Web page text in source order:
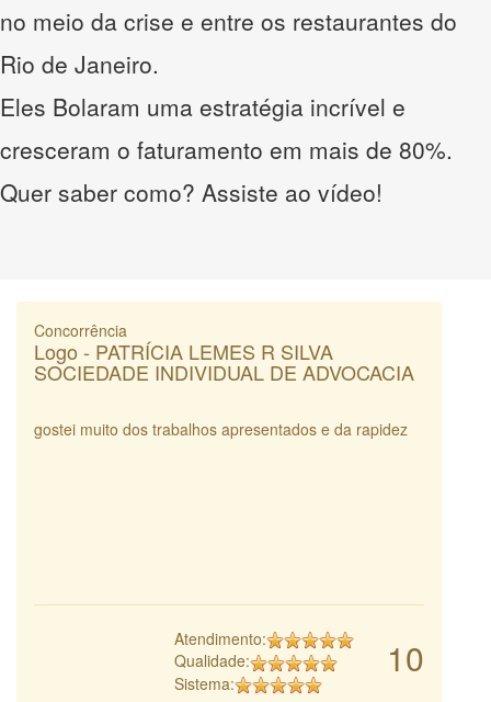
no meio da crise e entre os restaurantes do
Rio de Janeiro.
Eles Bolaram uma estratégia incrível e
cresceram o faturamento em mais de 80%.
Quer saber como? Assiste ao vídeo!
Concorrência
Logo - PATRÍCIA LEMES R SILVA
SOCIEDADE INDIVIDUAL DE ADVOCACIA
gostei muito dos trabalhos apresentados e da rapidez
10
Atendimento:
Qualidade:
Sistema: